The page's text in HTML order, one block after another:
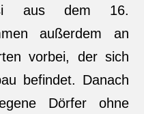
aus dem 16.
außerdem an
vorbei, der sich
befindet. Danach
Dörfer ohne